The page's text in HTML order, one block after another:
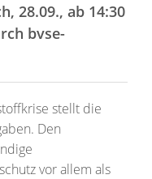
28.09., ab 14:30
bvse-
stellt die
Den
vor allem als